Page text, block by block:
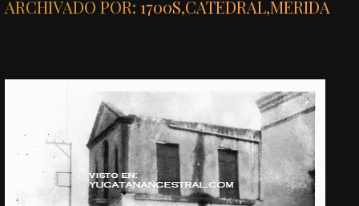
ARCHIVADO POR:1700S,CATEDRAL,MÉRIDA